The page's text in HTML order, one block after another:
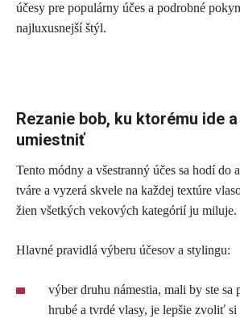
účesy pre populárny účes a podrobné
najluxusnejší štýl.
Rezanie bob, ku ktorému ide
umiestniť
Tento módny a všestranný účes sa hodí do
tváre a vyzerá skvele na každej textúre
žien všetkých vekových kategórií ju miluje.
Hlavné pravidlá výberu účesov a stylingu:
výber druhu námestia, mali by ste sa
hrubé a tvrdé vlasy, je lepšie zvoliť
reddit
Skype